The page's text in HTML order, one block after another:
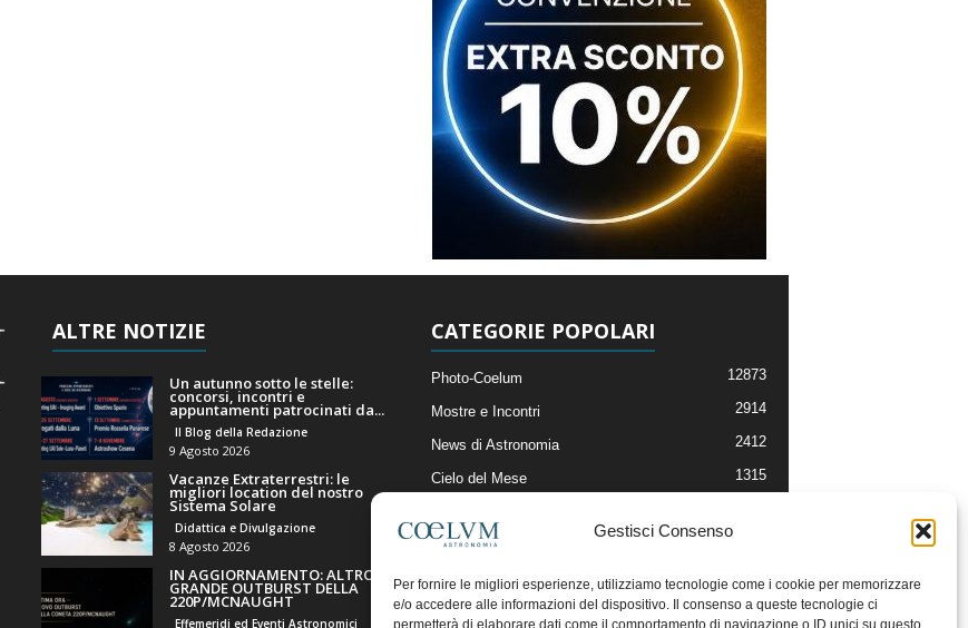
Gestisci Consenso
Per fornire le migliori esperienze, utilizziamo tecnologie come i cookie per memorizzare
e/o accedere alle informazioni del dispositivo. Il consenso a queste tecnologie ci
permetterà di elaborare dati come il comportamento di navigazione o ID unici su questo
ALTRE NOTIZIE
Un autunno sotto le stelle:
concorsi, incontri e
appuntamenti patrocinati da...
Il Blog della Redazione
9 Agosto 2026
Vacanze Extraterrestri: le
migliori location del nostro
Sistema Solare
Didattica e Divulgazione
8 Agosto 2026
IN AGGIORNAMENTO: ALTRO
GRANDE OUTBURST DELLA
220P/MCNAUGHT
Effemeridi ed Eventi Astronomici
CATEGORIE POPOLARI
Photo-Coelum 12873
Mostre e Incontri 2914
News di Astronomia 2412
Cielo del Mese 1315
Articoli e Risorse On-Line
Il Blog della Redazione